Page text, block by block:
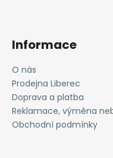
Informace
O nás
Prodejna Liberec
Doprava a platba
Reklamace, výměna
Obchodní podmínky